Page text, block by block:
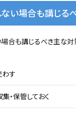
い場合も講じる
合も講じるべき主な対
わす
・保管しておく